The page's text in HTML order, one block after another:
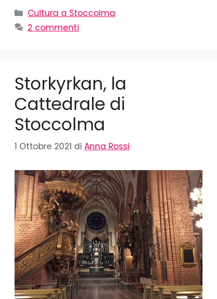
Cultura a Stoccolma
2 commenti
Storkyrkan, la
Cattedrale di
Stoccolma
1 Ottobre 2021 di Anna Rossi